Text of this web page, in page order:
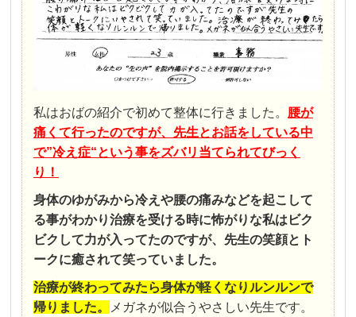
私はおばの紹介で初めて整体に行きました。 腰が
痛くて行ったのですが、先生とお話をしている中
で”冷え症“という事をズバリ当てられてびっく
り！
身体のゆがみから冷えや腰の痛みなどを起こして
る事がわかり治療を受ける時に怖がりな私はビク
ビクして力が入ってたのですが、先生の笑顔とト
ークに癒されて笑っていました。
治療が終わってみたら身体が軽くなりルンルンで
帰りました。
メガネが似合うやさしい先生です。